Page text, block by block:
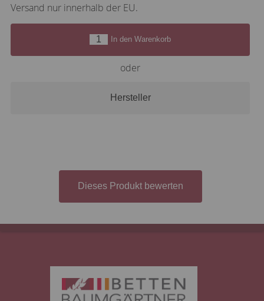
Versand nur innerhalb der EU.
In den Warenkorb
oder
Hersteller
Dieses Produkt bewerten